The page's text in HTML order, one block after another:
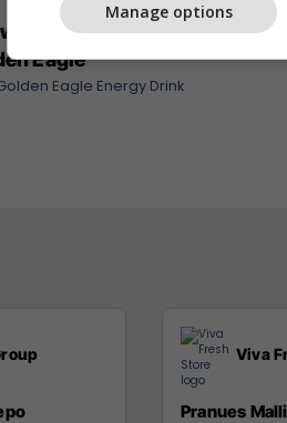
Apricot - shija e re e
Eagle
Eagle Energy Drink
Viva
Pranues Malli
Manage options